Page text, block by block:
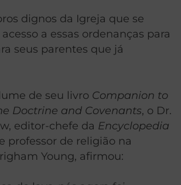
dignos da Igreja que se
a essas ordenanças para
seus parentes que já
de seu livro Companion to
Doctrine and Covenants, o Dr.
editor-chefe da Encyclopedia
e professor de religião na
Young, afirmou: